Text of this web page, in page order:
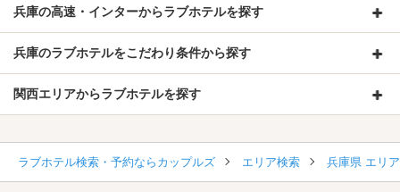
兵庫の高速・インターからラブホテルを探す
兵庫のラブホテルをこだわり条件から探す
関西エリアからラブホテルを探す
ラブホテル検索・予約ならカップルズ エリア検索 兵庫県 エリ